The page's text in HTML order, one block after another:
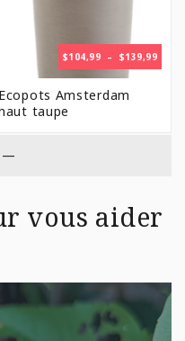
$104,99 – $139,99
DE
Ecopots Amsterdam
taupe
—
vous aider